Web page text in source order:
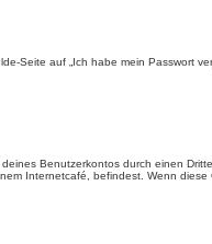
Seite auf „Ich habe mein Passwort
Benutzerkontos durch einen
Internetcafé, befindest. Wenn